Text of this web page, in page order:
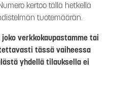
kertoo tällä hetkellä
tuotemäärän.
verkkokaupastamme tai
tässä vaiheessa
yhdellä tilauksella ei